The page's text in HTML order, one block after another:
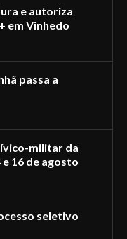
e autoriza
em Vinhedo
passa a
militar da
16 de agosto
seletivo